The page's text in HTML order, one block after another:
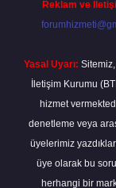
Reklam ve
Yasal Uyarı:
İletişim Kurumu
hizmet
denetleme veya
üyelerimiz
üye olarak bu
herhangi bir